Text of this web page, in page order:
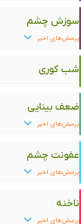
سوزش چشم
پرسش‌های اخیر
شب کوری
ضعف بینایی
پرسش‌های اخیر
عفونت چشم
پرسش‌های اخیر
ناخنه
پرسش‌های اخیر